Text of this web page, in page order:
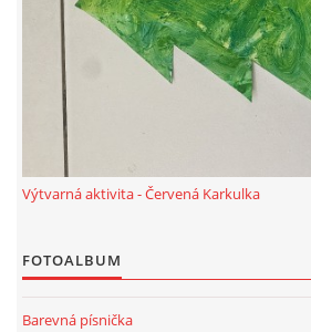
BÁSNĚ K TÉMATU LÉTO
POHYBOVÉ AKTIVITY NA TÉMA LÉTO
PÍSNĚ K TÉMATU PODZIM
POHYBOVÉ AKTIVITY NA TÉMA PODZIM
Výtvarná aktivita - Červená Karkulka
FOTOALBUM
Barevná písnička